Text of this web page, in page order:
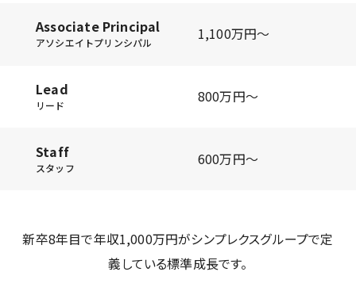
Associate Principal
アソシエイトプリンシパル 1,100万円〜
Lead
リード 800万円〜
Staff
スタッフ 600万円〜
新卒8年目で年収1,000万円がシンプレクスグループで定
義している標準成長です。